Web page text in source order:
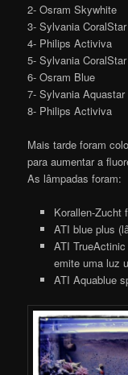
2- Osram Skywhite
3- Sylvania
4- Philips Activiva
5- Sylvania
6- Osram Blue
7- Sylvania Aquastar
8- Philips Activiva
Mais tarde foram
para aumentar a
As lâmpadas foram:
Korallen-Zucht
ATI blue plus
ATI
emite uma luz
ATI Aquablue